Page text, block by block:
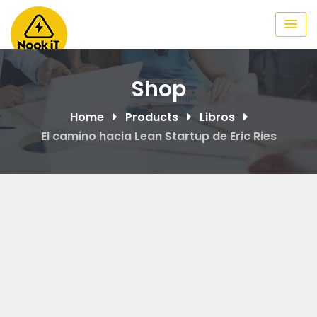
Skip
to
content
Shop
Home Products
Libros
El camino hacia Lean Startup de Eric Ries